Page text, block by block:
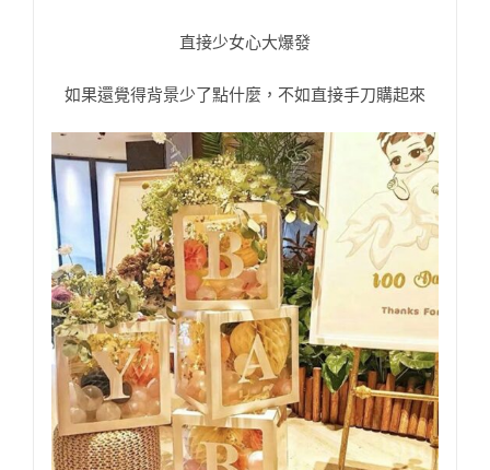
直接少女心大爆發
如果還覺得背景少了點什麼，不如直接手刀購起來